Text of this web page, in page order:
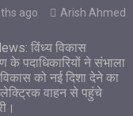
ago Arish Ahmed
विंध्य विकास
के पदाधिकारियों ने संभाला
विकास को नई दिशा देने का
वाहन से पहुंचे